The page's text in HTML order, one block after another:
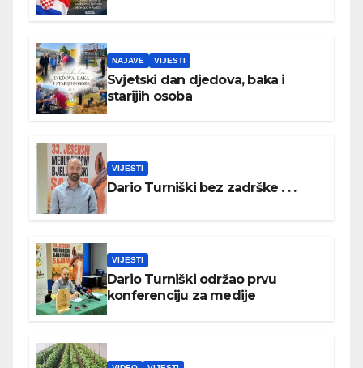
NAJAVE VIJESTI
Svjetski dan djedova, baka i
starijih osoba
VIJESTI
Dario Turniški bez zadrške . . .
VIJESTI
Dario Turniški održao prvu
konferenciju za medije